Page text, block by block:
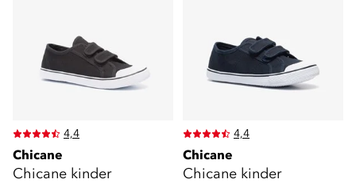
4,4
Chicane
Chicane kinder
4,4
Chicane
Chicane kinder